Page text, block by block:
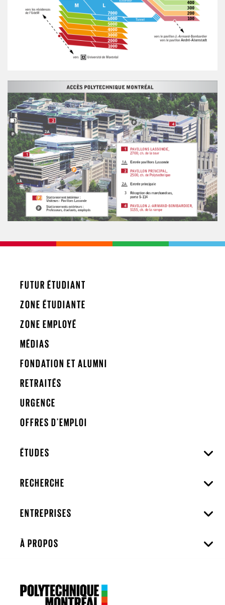
FUTUR ÉTUDIANT
ZONE ÉTUDIANTE
ZONE EMPLOYÉ
MÉDIAS
FONDATION ET ALUMNI
RETRAITÉS
URGENCE
OFFRES D'EMPLOI
ÉTUDES
RECHERCHE
ENTREPRISES
À PROPOS